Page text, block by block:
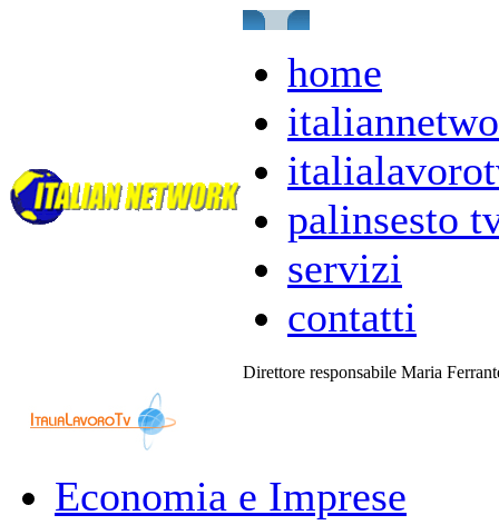
home
palinsesto
servizi
contatti
Direttore responsabile Maria
Economia e Imprese